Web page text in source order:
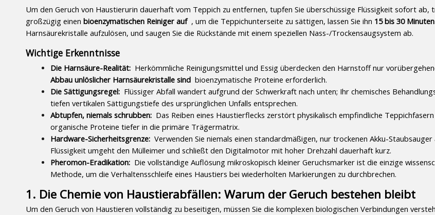
Um den Geruch von Haustierurin dauerhaft vom Teppich zu entfernen, tupfen Sie überschüssige Flüssigkeit sofort ab,
großzügig einen bioenzymatischen Reiniger auf , um die Teppichunterseite zu sättigen, lassen Sie ihn 15 bis 30
Harnsäurekristalle aufzulösen, und saugen Sie die Rückstände mit einem speziellen Nass-/Trockensaugsystem ab.
Wichtige Erkenntnisse
Die Harnsäure-Realität: Herkömmliche Reinigungsmittel und Essig überdecken den Harnstoff nur
Abbau unlöslicher Harnsäurekristalle sind bioenzymatische Proteine ​​erforderlich.
Die Sättigungsregel: Flüssiger Abfall wandert aufgrund der Schwerkraft nach unten; Ihr chemisches
tiefen vertikalen Sättigungstiefe des ursprünglichen Unfalls entsprechen.
Abtupfen, niemals schrubben: Das Reiben eines Haustierflecks zerstört physikalisch empfindliche
organische Proteine ​​tiefer in die primäre Trägermatrix.
Hardware-Sicherheitsgrenze: Verwenden Sie niemals einen standardmäßigen, nur trockenen Akku-Staubsauger
Flüssigkeit umgeht den Mülleimer und schließt den Digitalmotor mit hoher Drehzahl dauerhaft kurz.
Pheromon-Eradikation: Die vollständige Auflösung mikroskopisch kleiner Geruchsmarker ist die einzige
Methode, um die Verhaltensschleife eines Haustiers bei wiederholten Markierungen zu durchbrechen.
1. Die Chemie von Haustierabfällen: Warum der Geruch bestehen bleibt
Um den Geruch von Haustieren vollständig zu beseitigen, müssen Sie die komplexen biologischen Verbindungen